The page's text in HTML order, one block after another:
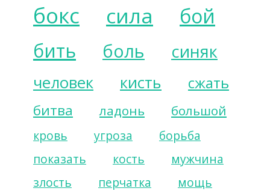
бокс сила бой
бить боль синяк
человек кисть сжать
битва ладонь большой
кровь угроза
борьба
показать
кость
мужчина
злость
перчатка
мощь